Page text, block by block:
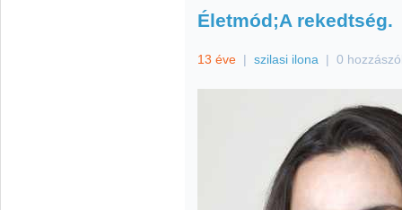
Életmód;A rekedtség.
13 éve | szilasi ilona | 0